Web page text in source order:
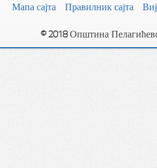
Мапа сајта Правилник сајта
© 2018Општина Пелагићево